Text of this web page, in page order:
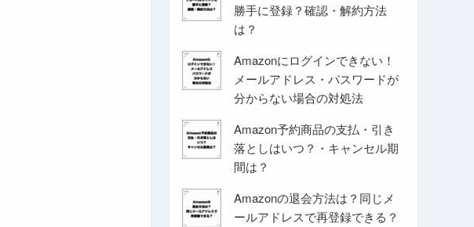
勝手に登録？確認・解約方法
は？
Amazonにログインできない！
メールアドレス・パスワードが
分からない場合の対処法
Amazon予約商品の支払・引き
落としはいつ？・キャンセル期
間は？
Amazonの退会方法は？同じメ
ールアドレスで再登録できる？